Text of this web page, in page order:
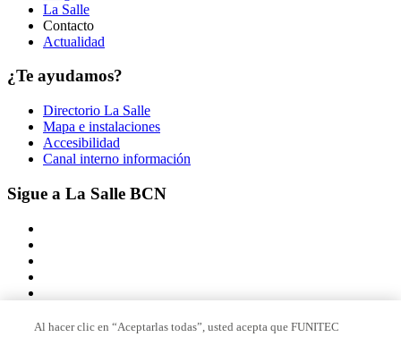
La Salle
Contacto
Actualidad
¿Te ayudamos?
Directorio La Salle
Mapa e instalaciones
Accesibilidad
Canal interno información
Sigue a La Salle BCN
Al hacer clic en “Aceptarlas todas”, usted acepta que FUNITEC